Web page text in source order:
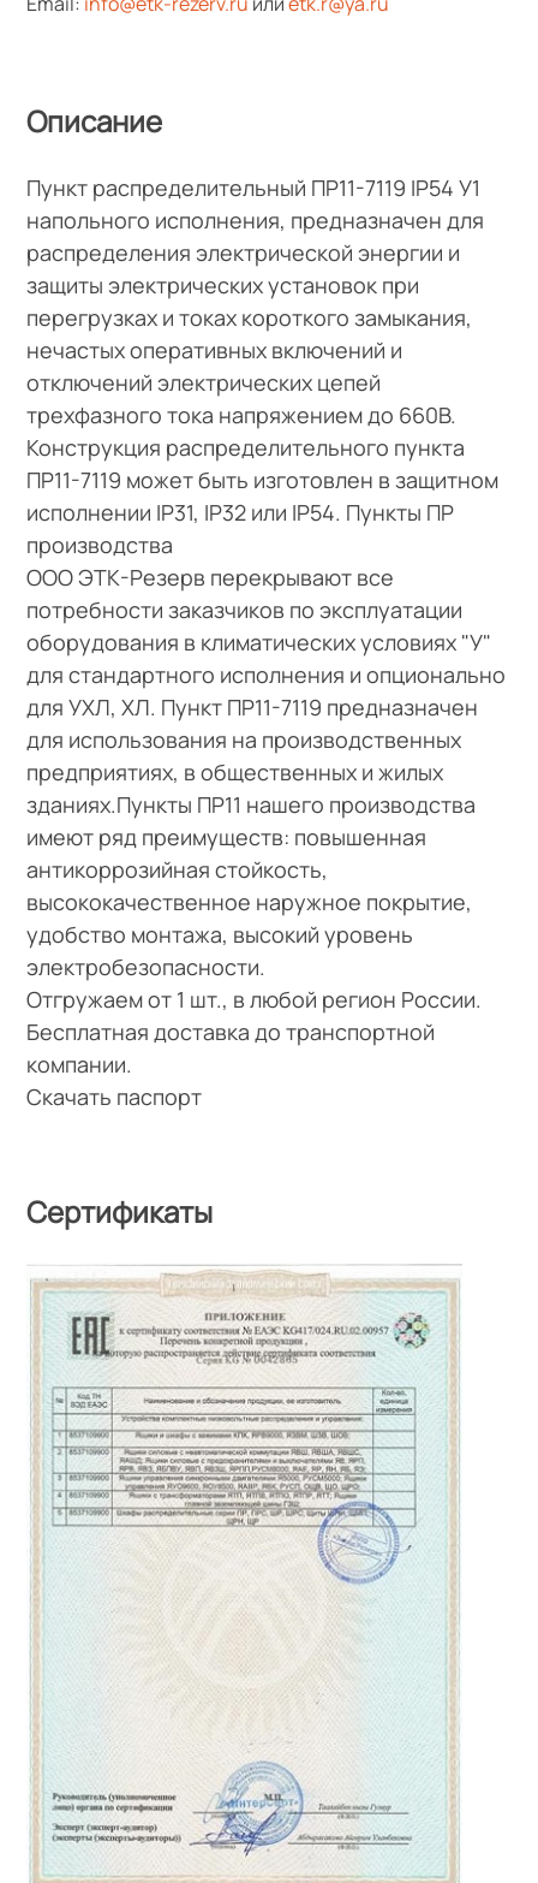
Описание
Пункт распределительный ПР11-7119 IP54 У1
напольного исполнения, предназначен для
распределения электрической энергии и
защиты электрических установок при
перегрузках и токах короткого замыкания,
нечастых оперативных включений и
отключений электрических цепей
трехфазного тока напряжением до 660В.
Конструкция распределительного пункта
ПР11-7119 может быть изготовлен в защитном
исполнении IP31, IP32 или IP54. Пункты ПР
производства
ООО ЭТК-Резерв перекрывают все
потребности заказчиков по эксплуатации
оборудования в климатических условиях "У"
для стандартного исполнения и опционально
для УХЛ, ХЛ. Пункт ПР11-7119 предназначен
для использования на производственных
предприятиях, в общественных и жилых
зданиях.Пункты ПР11 нашего производства
имеют ряд преимуществ: повышенная
антикоррозийная стойкость,
высококачественное наружное покрытие,
удобство монтажа, высокий уровень
электробезопасности.
Отгружаем от 1 шт., в любой регион России.
Бесплатная доставка до транспортной
компании.
Скачать паспорт
Сертификаты